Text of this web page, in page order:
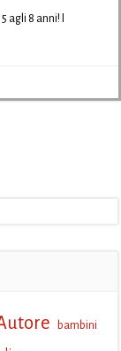
agli 8 anni! I
bambini